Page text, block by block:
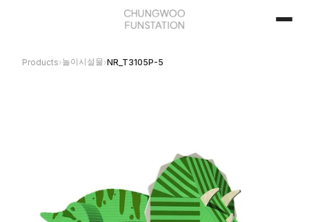
Products›놀이시설물›NR_T3105P-5